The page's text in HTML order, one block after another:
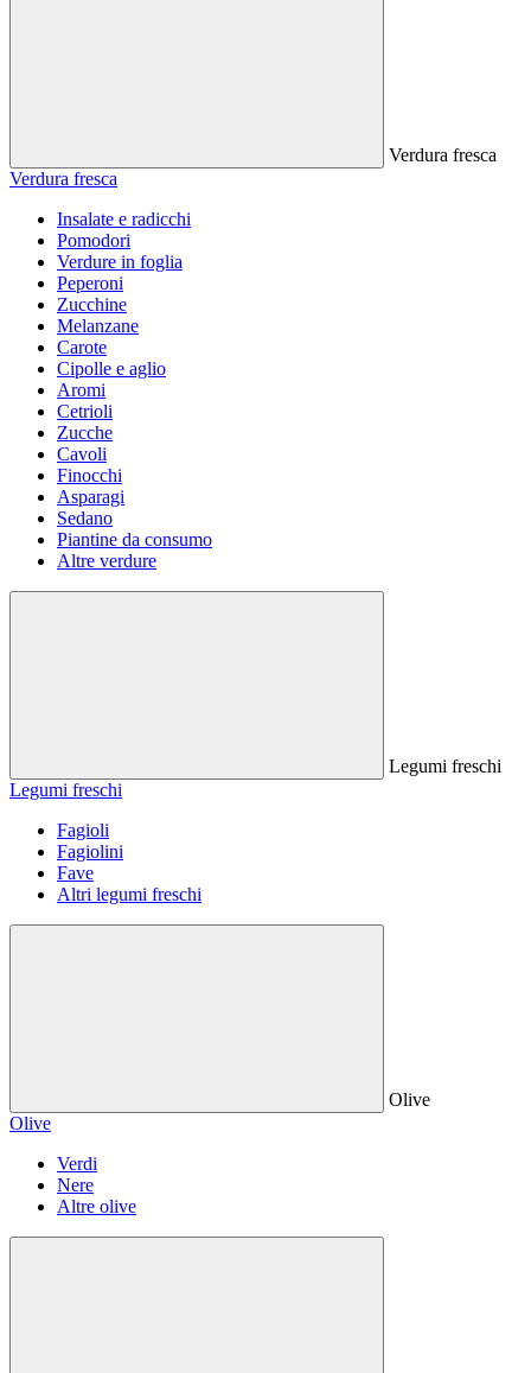
Verdura fresca
Verdura fresca
Insalate e radicchi
Pomodori
Verdure in foglia
Peperoni
Zucchine
Melanzane
Carote
Cipolle e aglio
Aromi
Cetrioli
Zucche
Cavoli
Finocchi
Asparagi
Sedano
Piantine da consumo
Altre verdure
Legumi freschi
Legumi freschi
Fagioli
Fagiolini
Fave
Altri legumi freschi
Olive
Olive
Verdi
Nere
Altre olive